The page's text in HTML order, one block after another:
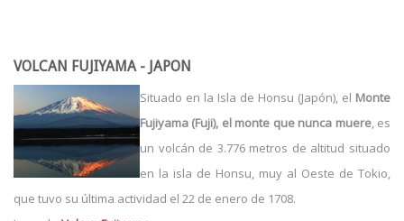
VOLCAN FUJIYAMA - JAPON
Situado en la Isla de Honsu (Japón), el Monte
Fujiyama (Fuji), el monte que nunca muere, es
un volcán de 3.776 metros de altitud situado
en la isla de Honsu, muy al Oeste de Tokio,
que tuvo su última actividad el 22 de enero de 1708.